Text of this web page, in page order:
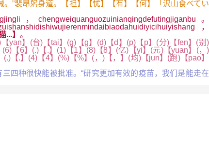
”裴昂躬身道。【担】【忧】【有】【何】「沢山食べてい
，chengweiquanguozuinianqingdefutingjiganbu。
，
...】 。
】(台)【tai】(g)【g】(d)【d】(p)【p】(分)【fen】(别)
【6】(.)【.】(1)【1】(8)【8】(亿)【yi】(元)【yuan】(，)
【.】(4)【4】(%)【%】(，)【，】(均)【jun】(跑)【pao】
种很快能被批准。“研究更加有效的疫苗，我们是能走在